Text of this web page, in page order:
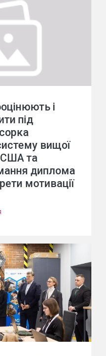
і
під
вищої
США та
диплома
мотивації